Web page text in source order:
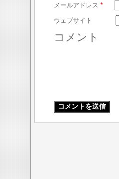
メールアドレス *
ウェブサイト
コメント